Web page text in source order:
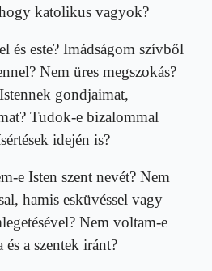
katolikus vagyok?
és este? Imádságom szívből
Nem üres megszo­kás?
gondjaimat,
Tudok-e bizalommal
idején is?
e Isten szent nevét? Nem
hamis esküvéssel vagy
Nem voltam-e
és a szentek iránt?